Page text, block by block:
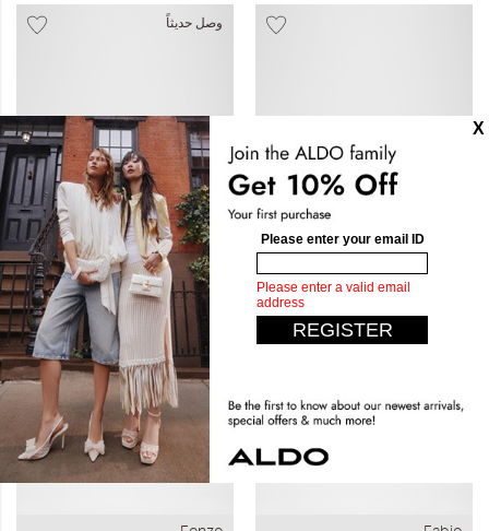
Fabio
د.ك‏ 55.00
وصل حديثاً
Shayn
د.ك‏ 45.00
Pillow Walk